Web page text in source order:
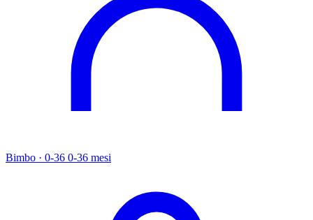
Bimbo · 0-36 0-36 mesi